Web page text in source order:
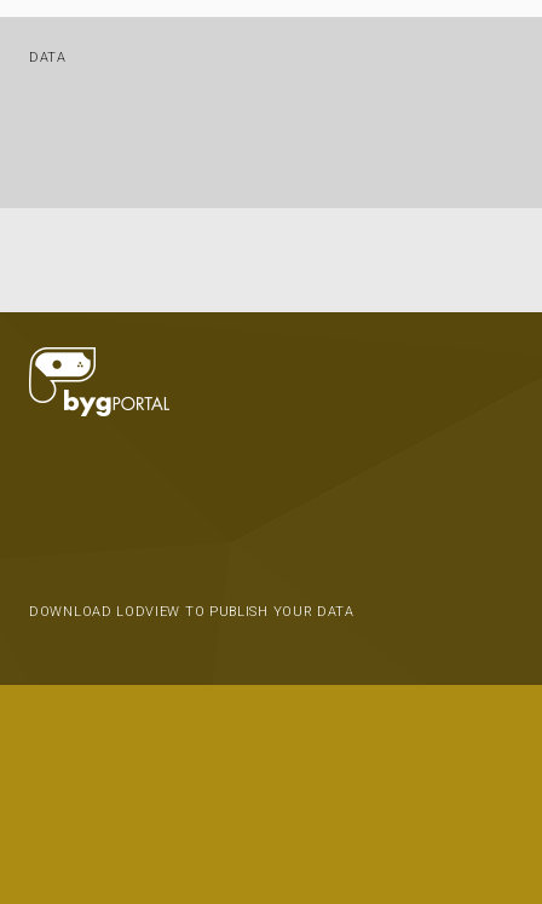
DATA
DOWNLOAD LODVIEW TO PUBLISH YOUR DATA